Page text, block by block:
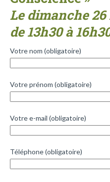
Le dimanche
de 13h30 à
Votre nom (obligatoire)
Votre prénom (obligatoire)
Votre e-mail (obligatoire)
Téléphone (obligatoire)